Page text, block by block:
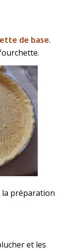
de base.
préparation
et les